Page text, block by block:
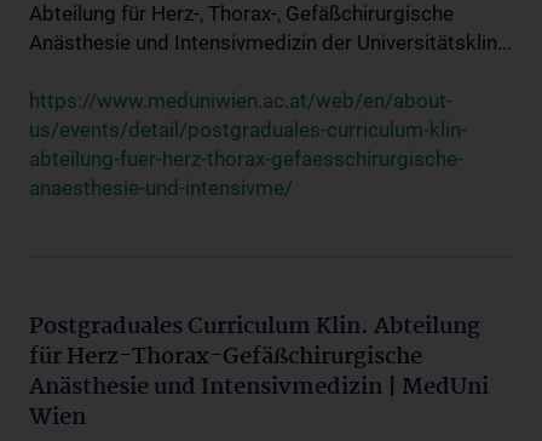
Abteilung für Herz-, Thorax-, Gefäßchirurgische
Anästhesie und Intensivmedizin der Universitätsklin...
https://www.meduniwien.ac.at/web/en/about-
us/events/detail/postgraduales-curriculum-klin-
abteilung-fuer-herz-thorax-gefaesschirurgische-
anaesthesie-und-intensivme/
Postgraduales Curriculum Klin. Abteilung
für Herz-Thorax-Gefäßchirurgische
Anästhesie und Intensivmedizin | MedUni
Wien